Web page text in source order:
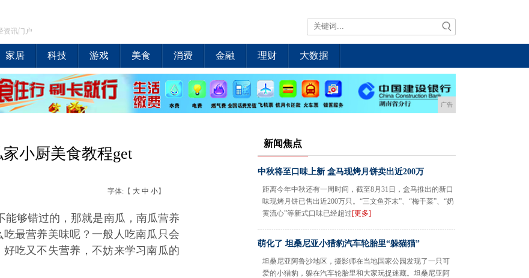
资讯门户
家居 科技 游戏 美食 消费 金融 理财 大数据
广告
小厨美食教程get
字体:【 大 中 小】
够错过的，那就是南瓜，南瓜营养
最营养美味呢？一般人吃南瓜只会
吃又不失营养，不妨来学习南瓜的
新闻焦点
中秋将至口味上新 盒马现烤月饼卖出近200万
距离今年中秋还有一周时间，截至8月31日，盒马推出的新口
味现烤月饼已售出近200万只。“三文鱼芥末”、“梅干菜”、“奶
黄流心”等新式口味已经超过[更多]
萌化了 坦桑尼亚小猎豹汽车轮胎里“躲猫猫”
坦桑尼亚阿鲁沙地区，摄影师在当地国家公园发现了一只可
爱的小猎豹，躲在汽车轮胎里和大家玩捉迷藏。坦桑尼亚阿